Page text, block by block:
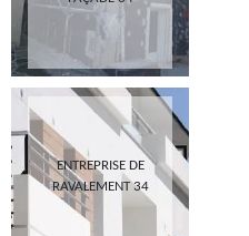
ENTREPRISE DE
RAVALEMENT 34